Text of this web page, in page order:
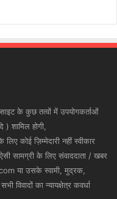
के कुछ तत्वों में उपयोगकर्ताओं
) शामिल होगी,
कोई ज़िम्मेदारी नहीं स्वीकार
सामग्री के लिए संवाददाता / खबर
या उसके स्वामी, मुद्रक,
विवादों का न्यायक्षेत्र कवर्धा